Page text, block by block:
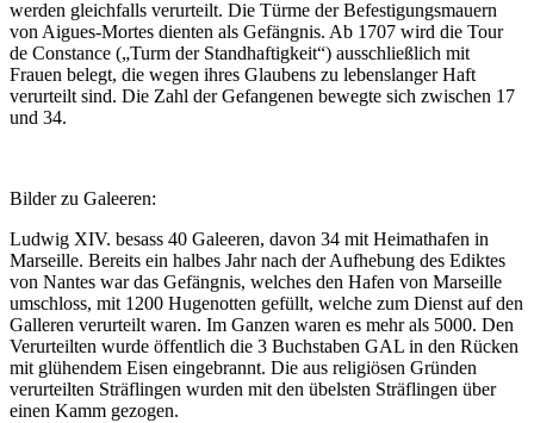
werden gleichfalls verurteilt. Die Türme der Befestigungsmauern
von Aigues-Mortes dienten als Gefängnis. Ab 1707 wird die Tour
de Constance („Turm der Standhaftigkeit“) ausschließlich mit
Frauen belegt, die wegen ihres Glaubens zu lebenslanger Haft
verurteilt sind. Die Zahl der Gefangenen bewegte sich zwischen 17
und 34.
Bilder zu Galeeren:
Ludwig XIV. besass 40 Galeeren, davon 34 mit Heimathafen in
Marseille. Bereits ein halbes Jahr nach der Aufhebung des Ediktes
von Nantes war das Gefängnis, welches den Hafen von Marseille
umschloss, mit 1200 Hugenotten gefüllt, welche zum Dienst auf den
Galleren verurteilt waren. Im Ganzen waren es mehr als 5000. Den
Verurteilten wurde öffentlich die 3 Buchstaben GAL in den Rücken
mit glühendem Eisen eingebrannt. Die aus religiösen Gründen
verurteilten Sträflingen wurden mit den übelsten Sträflingen über
einen Kamm gezogen.